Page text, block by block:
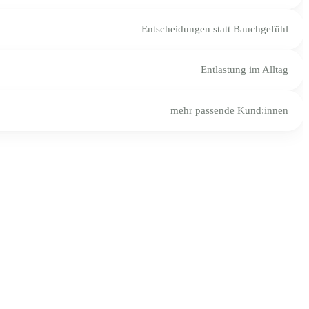
Entscheidungen statt Bauchgefühl
Entlastung im Alltag
mehr passende Kund:innen